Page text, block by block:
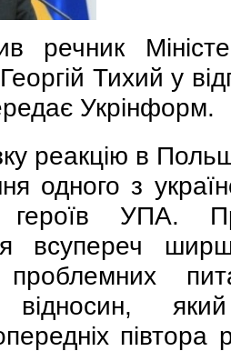
речник
Тихий у
Укрінформ.
реакцію в
одного з
героїв УПА.
всупереч
відносин, який
півтора